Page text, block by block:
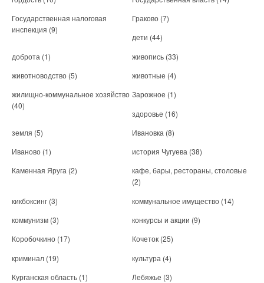
Государственная налоговая
инспекция (9)
Граково (7)
дети (44)
доброта (1) живопись (33)
животноводство (5) животные (4)
жилищно-коммунальное хозяйство
(40)
Зарожное (1)
здоровье (16)
земля (5) Ивановка (8)
Иваново (1) история Чугуева (38)
Каменная Яруга (2)
кафе, бары, рестораны, столовые
(2)
кикбоксинг (3) коммунальное имущество (14)
коммунизм (3) конкурсы и акции (9)
Коробочкино (17) Кочеток (25)
криминал (19) культура (4)
Курганская область (1) Лебяжье (3)